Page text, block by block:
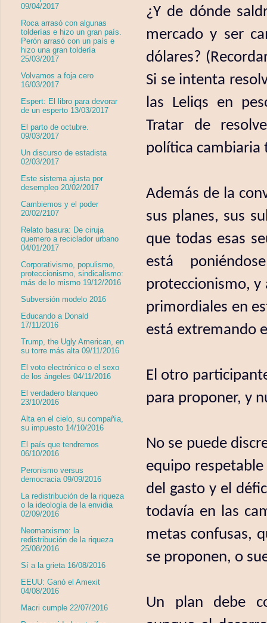
¿Y de dónde
mercado y ser
dólares?
Si se intenta
las Leliqs en
Tratar de
política cambiaria
Además de la
sus planes, sus
que todas esas
está
proteccionismo, y
primordiales en
está extremando
El otro
para proponer, y
No se puede
equipo
del gasto y el
todavía en las
metas confusas,
se proponen, o
Un plan debe
09/04/2017
Roca arrasó con algunas
tolderías e hizo un gran país.
Perón arrasó con un país e
hizo una gran toldería
25/03/2017
Volvamos a foja cero
16/03/2017
Espert: El libro para devorar
de un esperto 13/03/2017
El parto de octubre.
09/03/2017
Un discurso de estadista
02/03/2017
Este sistema ajusta por
desempleo 20/02/2017
Cambiemos y el poder
20/02/2107
Relato basura: De ciruja
quemero a reciclador urbano
04/01/2017
Corporativismo, populismo,
proteccionismo, sindicalismo:
más de lo mismo 19/12/2016
Subversión modelo 2016
Educando a Donald
17/11/2016
Trump, the Ugly American, en
su torre más alta 09/11/2016
El voto electrónico o el sexo
de los ángeles 04/11/2016
El verdadero blanqueo
23/10/2016
Alta en el cielo, su compañia,
su impuesto 14/10/2016
El país que tendremos
06/10/2016
Peronismo versus
democracia 09/09/2016
La redistribución de la riqueza
o la ideología de la envidia
02/09/2016
Neomarxismo: la
redistribución de la riqueza
25/08/2016
Sí a la grieta 16/08/2016
EEUU: Ganó el Amexit
04/08/2016
Macri cumple 22/07/2016